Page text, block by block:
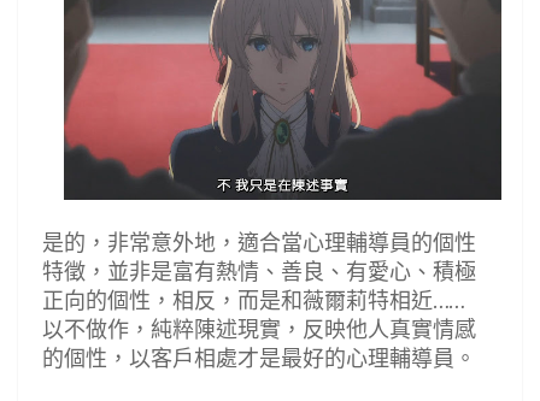
是的，非常意外地，適合當心理輔導員的個性
特徵，並非是富有熱情、善良、有愛心、積極
正向的個性，相反，而是和薇爾莉特相近……
以不做作，純粹陳述現實，反映他人真實情感
的個性，以客戶相處才是最好的心理輔導員。